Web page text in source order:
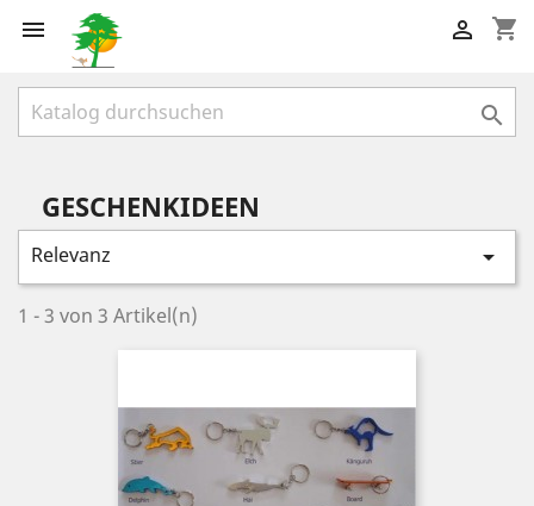
 shopping_cart


GESCHENKIDEEN
Relevanz 
1 - 3 von 3 Artikel(n)